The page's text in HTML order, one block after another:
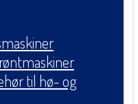
til hø- og